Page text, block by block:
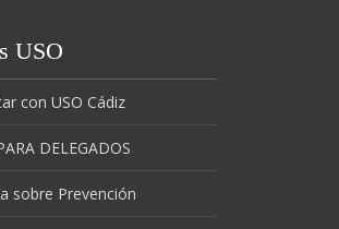
USO
con USO Cádiz
DELEGADOS
sobre Prevención